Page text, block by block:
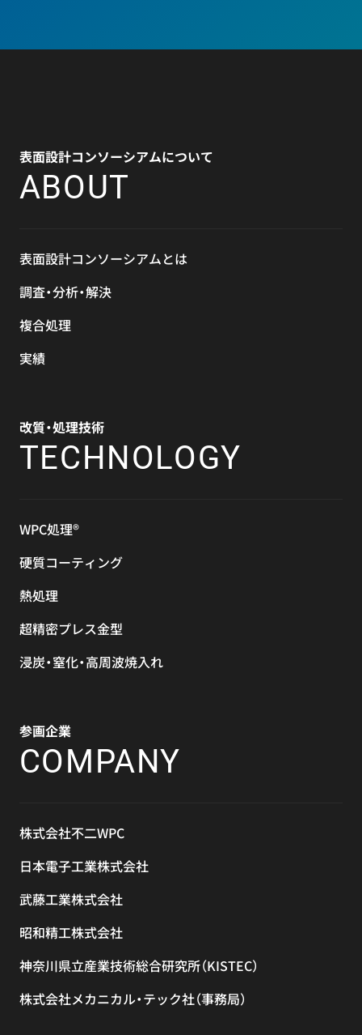
表面設計コンソーシアムについて
ABOUT
表面設計コンソーシアムとは
調査・分析・解決
複合処理
実績
改質・処理技術
TECHNOLOGY
WPC処理®
硬質コーティング
熱処理
超精密プレス金型
浸炭・窒化・高周波焼入れ
参画企業
COMPANY
株式会社不二WPC
日本電子工業株式会社
武藤工業株式会社
昭和精工株式会社
神奈川県立産業技術総合研究所（KISTEC）
株式会社メカニカル・テック社（事務局）